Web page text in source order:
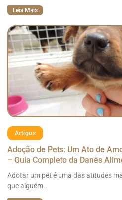
Leia Mais
Artigos
Adoção de Pets: Um Ato de
– Guia Completo da Danês
Adotar um pet é uma das atitudes
que alguém..